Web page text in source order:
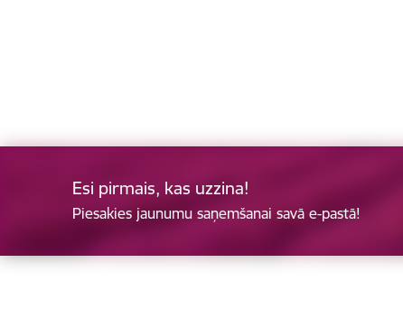
Esi pirmais, kas uzzina!
Piesakies jaunumu saņemšanai savā e-pastā!